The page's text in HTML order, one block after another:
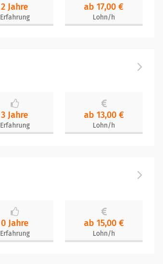
2 Jahre
Erfahrung
ab 17,00 €
Lohn/h
3 Jahre
Erfahrung
ab 13,00 €
Lohn/h
0 Jahre
Erfahrung
ab 15,00 €
Lohn/h